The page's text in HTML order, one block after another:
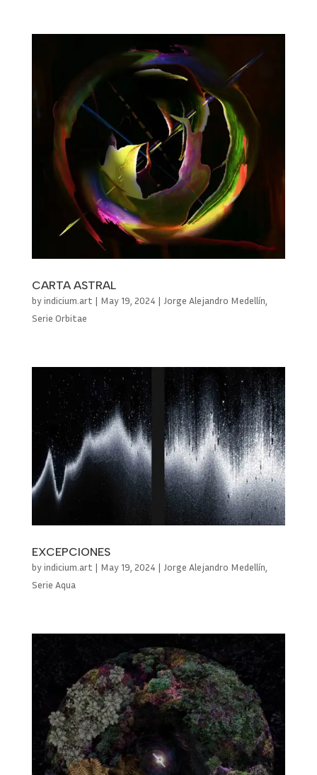
CARTA ASTRAL
byindicium.art | May 19, 2024 | Jorge Alejandro Medellín
Serie Orbitae
EXCEPCIONES
byindicium.art | May 19, 2024 | Jorge Alejandro Medellín
Serie Aqua